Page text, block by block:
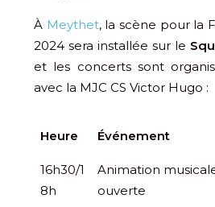
À Meythet, la scène pour la
2024 sera installée sur le
et les concerts sont
avec la MJC CS Victor Hugo :
Heure Événement
16h30/1
8h
Animation
ouverte